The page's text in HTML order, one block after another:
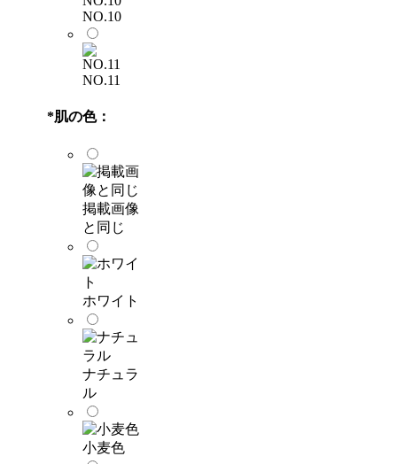
NO.10
NO.11
*肌の色：
掲載画像
と同じ
ホワイト
ナチュラ
ル
小麦色